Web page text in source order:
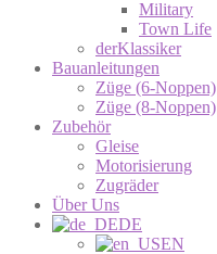
Military
Town Life
derKlassiker
Bauanleitungen
Züge (6-Noppen)
Züge (8-Noppen)
Zubehör
Gleise
Motorisierung
Zugräder
Über Uns
DE
EN